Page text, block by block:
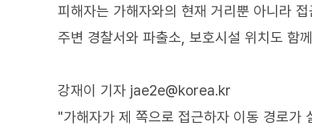
피해자는 가해자와의 현재 거리뿐 아니라
주변 경찰서와 파출소, 보호시설 위치도 함
강재이 기자 jae2e@korea.kr
"가해자가 제 쪽으로 접근하자 이동 경로가